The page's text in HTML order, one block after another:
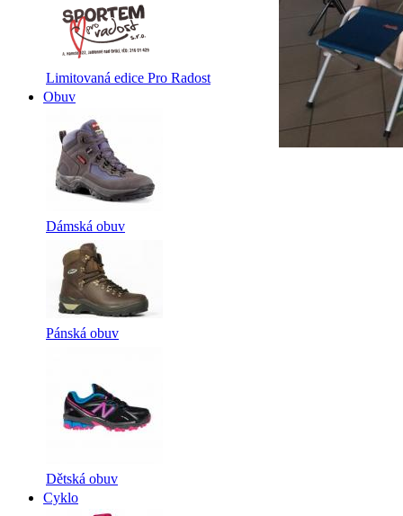
Limitovaná edice Pro Radost
Obuv
Dámská obuv
Pánská obuv
Dětská obuv
Cyklo